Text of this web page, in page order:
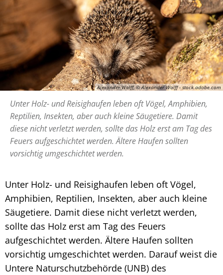
Alexander Wolff, © Alexander Wolff - stock.adobe.com
Unter Holz- und Reisighaufen leben oft Vögel, Amphibien,
Reptilien, Insekten, aber auch kleine Säugetiere. Damit
diese nicht verletzt werden, sollte das Holz erst am Tag des
Feuers aufgeschichtet werden. Ältere Haufen sollten
vorsichtig umgeschichtet werden.
Unter Holz- und Reisighaufen leben oft Vögel,
Amphibien, Reptilien, Insekten, aber auch kleine
Säugetiere. Damit diese nicht verletzt werden,
sollte das Holz erst am Tag des Feuers
aufgeschichtet werden. Ältere Haufen sollten
vorsichtig umgeschichtet werden. Darauf weist die
Untere Naturschutzbehörde (UNB) des